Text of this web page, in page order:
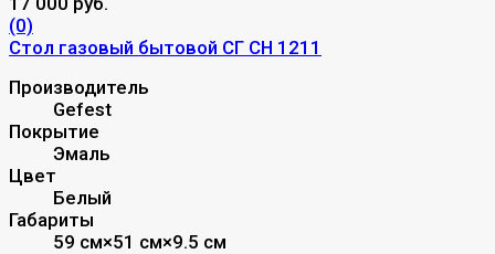
(0)
Стол газовый бытовой СГ СН 1211
Производитель
Gefest
Покрытие
Эмаль
Цвет
Белый
Габариты
59 см×51 см×9.5 см